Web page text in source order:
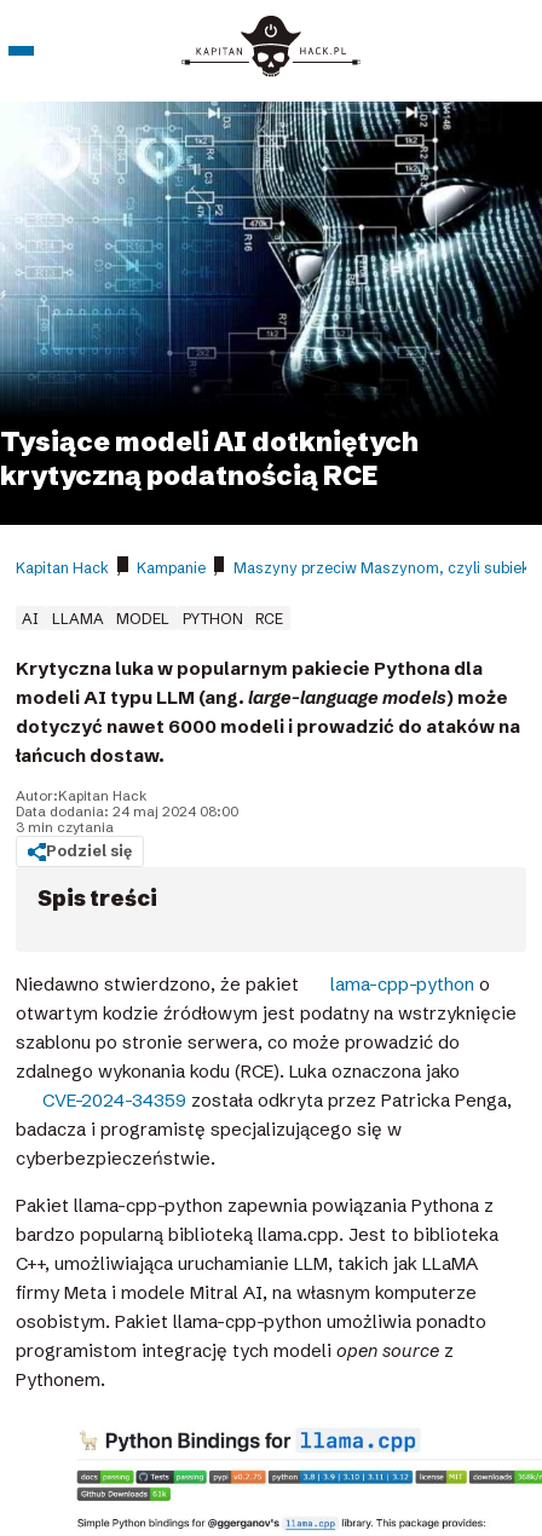
Tysiące modeli AI dotkniętych
krytyczną podatnością RCE
Kapitan Hack / Kampanie / Maszyny przeciw Maszynom, czyli
AI LLAMA MODEL PYTHON RCE
Krytyczna luka w popularnym pakiecie Pythona dla
modeli AI typu LLM (ang.large-language models) może
dotyczyć nawet 6000 modeli i prowadzić do ataków na
łańcuch dostaw.
Autor:Kapitan Hack
Data dodania: 24 maj 2024 08:00
3 min czytania
Podziel się
Spis treści
Niedawno stwierdzono, że pakiet lama-cpp-python o
otwartym kodzie źródłowym jest podatny na wstrzyknięcie
szablonu po stronie serwera, co może prowadzić do
zdalnego wykonania kodu (RCE). Luka oznaczona jako
CVE-2024-34359 została odkryta przez Patricka Penga,
badacza i programistę specjalizującego się w
cyberbezpieczeństwie.
Pakiet llama-cpp-python zapewnia powiązania Pythona z
bardzo popularną biblioteką llama.cpp. Jest to biblioteka
C++, umożliwiająca uruchamianie LLM, takich jak LLaMA
firmy Meta i modele Mitral AI, na własnym komputerze
osobistym. Pakiet llama-cpp-python umożliwia ponadto
programistom integrację tych modeliopen source z
Pythonem.